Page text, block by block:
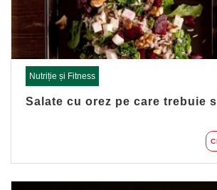
Nutriție și Fitness
Salate cu orez pe care trebuie